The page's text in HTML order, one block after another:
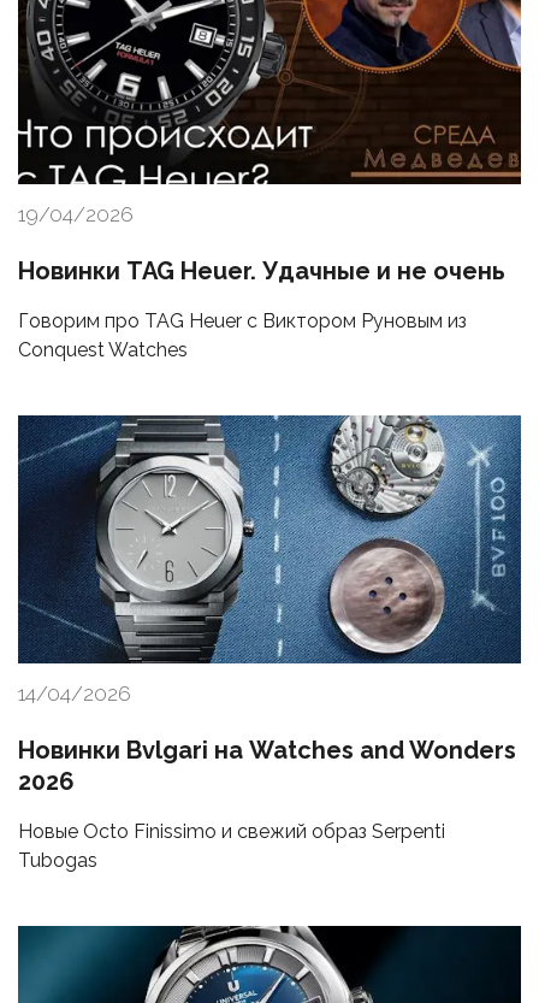
19/04/2026
Новинки TAG Heuer. Удачные и не очень
Говорим про TAG Heuer с Виктором Руновым из
Conquest Watches
14/04/2026
Новинки Bvlgari на Watches and Wonders
2026
Новые Octo Finissimo и свежий образ Serpenti
Tubogas